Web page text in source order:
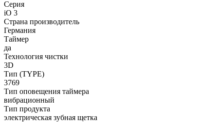
Серия
iO 3
Страна производитель
Германия
Таймер
да
Технология чистки
3D
Тип (TYPE)
3769
Тип оповещения таймера
вибрационный
Тип продукта
электрическая зубная щетка